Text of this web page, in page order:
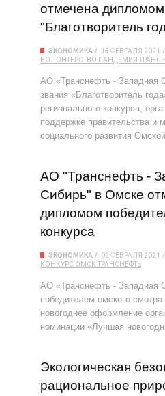
отмечена дипломом
"Благотворитель
ЭКОНОМИКА
15 ФЕВРАЛЯ 2021
ВОЛОНТЕРСТВО ПАНДЕМИЯ
АО «Транснефть - Западная
звания «Благотворитель
регионального конкурса,
поддержке правительства и
социального развития
АО "Транснефть -
Сибирь" в Омске
дипломом
конкурса
ЭКОНОМИКА
02 ФЕВРАЛЯ 2021
КОНКУРС ОМСК ТРАНСНЕФТЬ
АО «Транснефть - Западная
победителем омского
новогоднее оформление
номинации «Лучшая
Экологическая
рациональное